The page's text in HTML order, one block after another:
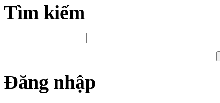
Tìm kiếm
Đăng nhập